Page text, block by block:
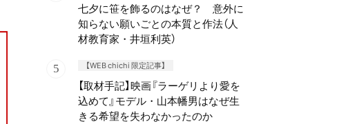
七夕に笹を飾るのはなぜ？ 意外に
知らない願いごとの本質と作法（人
材教育家・井垣利英）
【WEB chichi 限定記事】
【取材手記】映画『ラーゲリより愛を
込めて』モデル・山本幡男はなぜ生
きる希望を失わなかったのか